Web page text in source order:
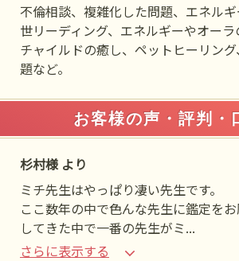
不倫相談、複雑化した問題、エネル
世リーディング、エネルギーやオー
チャイルドの癒し、ペットヒーリン
題など。
お客様の声・評判・
杉村様 より
ミチ先生はやっぱり凄い先生です。
ここ数年の中で色んな先生に鑑定を
してきた中で一番の先生がミ...
さらに表示する